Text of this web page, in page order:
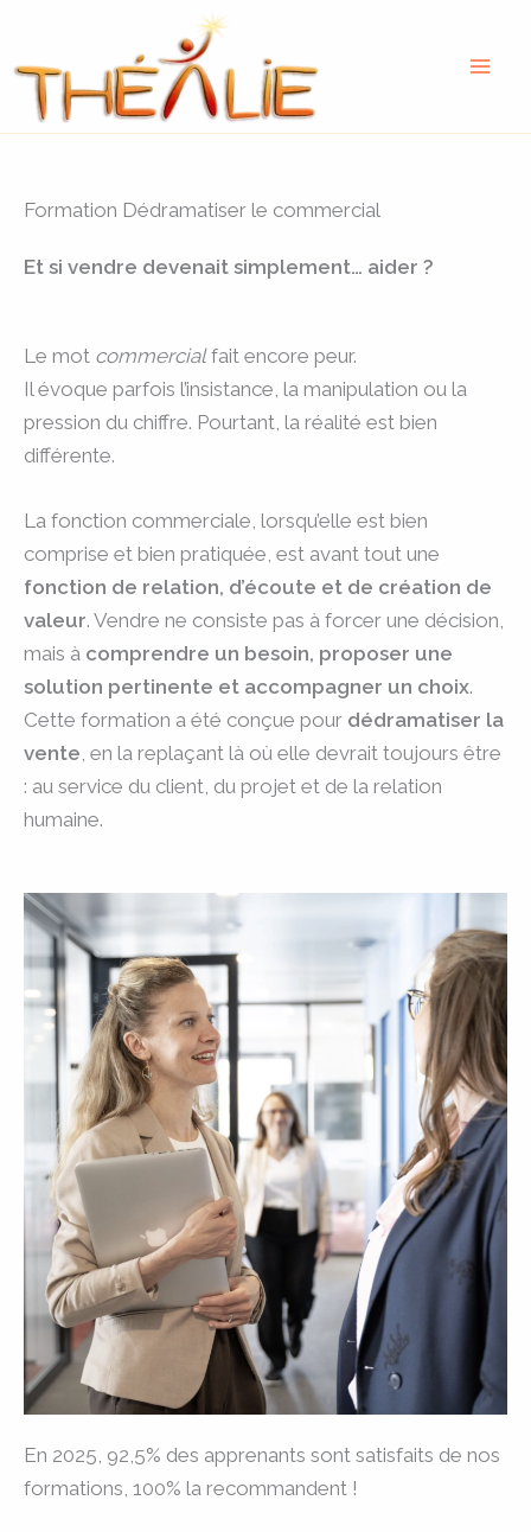
contenu
Formation Dédramatiser le commercial
Et si vendre devenait simplement… aider ?
Le mot commercialfait encore peur.
Il évoque parfois l’insistance, la manipulation ou la
pression du chiffre. Pourtant, la réalité est bien
différente.
La fonction commerciale, lorsqu’elle est bien
comprise et bien pratiquée, est avant tout une
fonction de relation, d’écoute et de création de
valeur. Vendre ne consiste pas à forcer une décision,
mais à comprendre un besoin, proposer une
solution pertinente et accompagner un choix.
Cette formation a été conçue pour dédramatiser la
vente, en la replaçant là où elle devrait toujours être
: au service du client, du projet et de la relation
humaine.
En 2025, 92,5% des apprenants sont satisfaits de nos
formations, 100% la recommandent !